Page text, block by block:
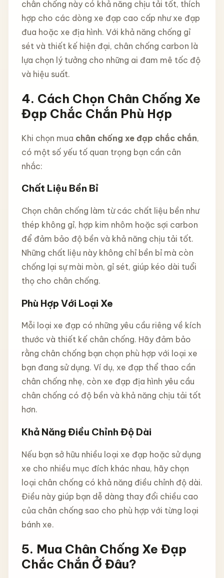
chân chống này có khả năng chịu tải tốt, thích
hợp cho các dòng xe đạp cao cấp như xe đạp
đua hoặc xe địa hình. Với khả năng chống gỉ
sét và thiết kế hiện đại, chân chống carbon là
lựa chọn lý tưởng cho những ai đam mê tốc độ
và hiệu suất.
4. Cách Chọn Chân Chống Xe
Đạp Chắc Chắn Phù Hợp
Khi chọn mua chân chống xe đạp chắc chắn,
có một số yếu tố quan trọng bạn cần cân
nhắc:
Chất Liệu Bền Bỉ
Chọn chân chống làm từ các chất liệu bền như
thép không gỉ, hợp kim nhôm hoặc sợi carbon
để đảm bảo độ bền và khả năng chịu tải tốt.
Những chất liệu này không chỉ bền bỉ mà còn
chống lại sự mài mòn, gỉ sét, giúp kéo dài tuổi
thọ cho chân chống.
Phù Hợp Với Loại Xe
Mỗi loại xe đạp có những yêu cầu riêng về kích
thước và thiết kế chân chống. Hãy đảm bảo
rằng chân chống bạn chọn phù hợp với loại xe
bạn đang sử dụng. Ví dụ, xe đạp thể thao cần
chân chống nhẹ, còn xe đạp địa hình yêu cầu
chân chống có độ bền và khả năng chịu tải tốt
hơn.
Khả Năng Điều Chỉnh Độ Dài
Nếu bạn sở hữu nhiều loại xe đạp hoặc sử dụng
xe cho nhiều mục đích khác nhau, hãy chọn
loại chân chống có khả năng điều chỉnh độ dài.
Điều này giúp bạn dễ dàng thay đổi chiều cao
của chân chống sao cho phù hợp với từng loại
bánh xe.
5. Mua Chân Chống Xe Đạp
Chắc Chắn Ở Đâu?